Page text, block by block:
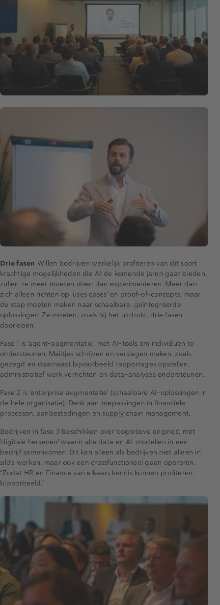
Drie fasen Willen bedrijven werkelijk profiteren van dit soort
krachtige mogelijkheden die AI de komende jaren gaat bieden,
zullen ze meer moeten doen dan experimenteren. Meer dan
zich alleen richten op ‘uses cases’ en proof-of-concepts, maar
de stap moeten maken naar schaalbare, geïntegreerde
oplossingen. Ze moeten, zoals hij het uitdrukt, drie fasen
doorlopen.
Fase 1 is ‘agent-augmentatie’, met AI-tools om individuen te
ondersteunen. Mailtjes schrijven en verslagen maken, zoals
gezegd en daarnaast bijvoorbeeld rapportages opstellen,
administratief werk verrichten en data-analyses ondersteunen.
Fase 2 is ‘enterprise augmentatie’ (schaalbare AI-oplossingen in
de hele organisatie). Denk aan toepassingen in financiële
processen, aanbestedingen en supply chain management.
Bedrijven in fase 3 beschikken over ‘cognitieve engines’, met
'digitale hersenen' waarin alle data en AI-modellen in een
bedrijf samenkomen. Dit kan alleen als bedrijven niet alleen in
silo’s werken, maar ook een crossfunctioneel gaan opereren.
“Zodat HR en Finance van elkaars kennis kunnen profiteren,
bijvoorbeeld.”